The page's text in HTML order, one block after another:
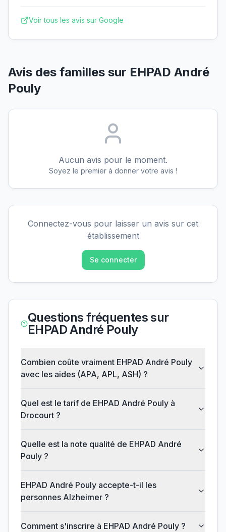
Voir tous les avis sur Google
Avis des familles sur EHPAD André
Pouly
Aucun avis pour le moment.
Soyez le premier à donner votre avis !
Connectez-vous pour laisser un avis sur cet
établissement
Se connecter
Questions fréquentes sur
EHPAD André Pouly
Combien coûte vraiment EHPAD André Pouly
avec les aides (APA, APL, ASH) ?
Quel est le tarif de EHPAD André Pouly à
Drocourt ?
Quelle est la note qualité de EHPAD André
Pouly ?
EHPAD André Pouly accepte-t-il les
personnes Alzheimer ?
Comment s'inscrire à EHPAD André Pouly ?